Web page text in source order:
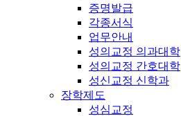
증명발급
각종서식
업무안내
성의교정 의과대학
성의교정 간호대학
성신교정 신학과
장학제도
성심교정